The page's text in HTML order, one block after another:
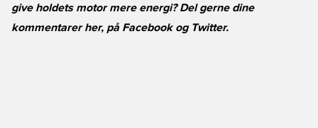
give holdets motor mere energi? Del gerne dine
kommentarer her, på Facebookog Twitter.